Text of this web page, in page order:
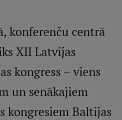
konferenču centrā
XII Latvijas
kongress – viens
un senākajiem
kongresiem Baltijas